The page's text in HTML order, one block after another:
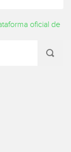
oficial de